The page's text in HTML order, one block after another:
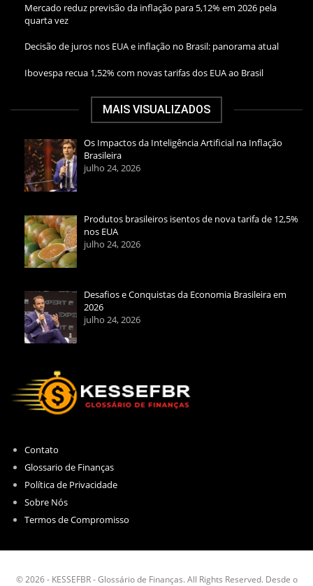
Mercado reduz previsão da inflação para 5,12% em 2026 pela
quarta vez
Decisão de juros nos EUA e inflação no Brasil: panorama atual
Ibovespa recua 1,52% com novas tarifas dos EUA ao Brasil
MAIS VISUALIZADOS
Os Impactos da Inteligência Artificial na Inflação
Brasileira
julho 24, 2026
Produtos brasileiros isentos de nova tarifa de 12,5%
nos EUA
julho 24, 2026
Desafios e Conquistas da Economia Brasileira em
2026
julho 24, 2026
Contato
Glossario de Finanças
Política de Privacidade
Sobre Nós
Termos de Compromisso
© 2026 - KESSEFBR - Glossário de Finanças. All Rights Reserved. Desde o